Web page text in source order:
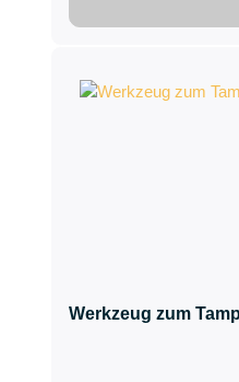
Werkzeug zum